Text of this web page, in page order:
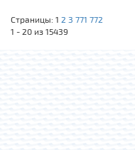
Страницы: 1 2 3 771 772
1 - 20 из 15439